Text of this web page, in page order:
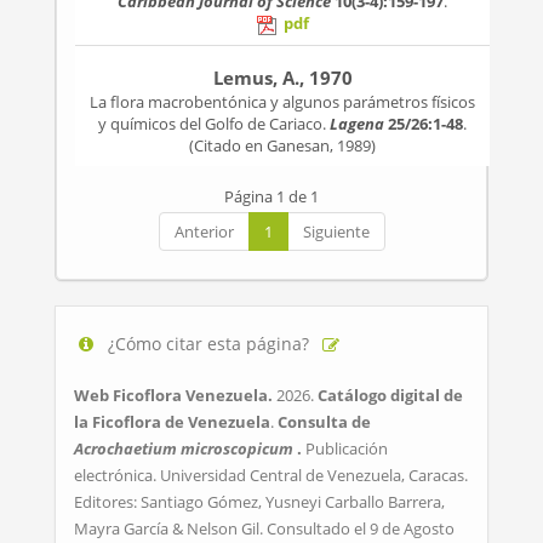
pdf
Lemus, A., 1970
La flora macrobentónica y algunos parámetros físicos
y químicos del Golfo de Cariaco.Lagena25/26:1-48.
(Citado en Ganesan, 1989)
Página 1 de 1
Anterior
1 Siguiente
¿Cómo citar esta página?
Web Ficoflora Venezuela. 2026.Catálogo digital de
la Ficoflora de Venezuela.Consulta de
Acrochaetium microscopicum . Publicación
electrónica. Universidad Central de Venezuela, Caracas.
Editores: Santiago Gómez, Yusneyi Carballo Barrera,
Mayra García & Nelson Gil. Consultado el 9 de Agosto